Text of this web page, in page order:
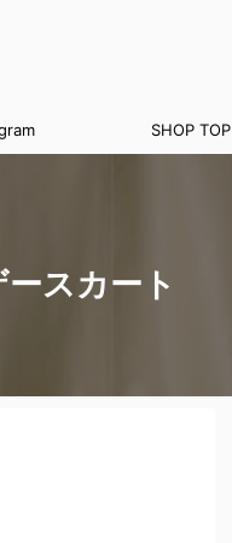
SHOP TOP
スカート